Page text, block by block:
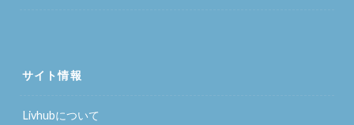
サイト情報
Livhubについて